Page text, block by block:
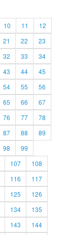
10 11
12
21 22
23
32 33
34
43 44
45
54 55
56
65 66
67
76 77
78
87 88
89
98
99
107
108
116
117
125
126
134
135
143
144